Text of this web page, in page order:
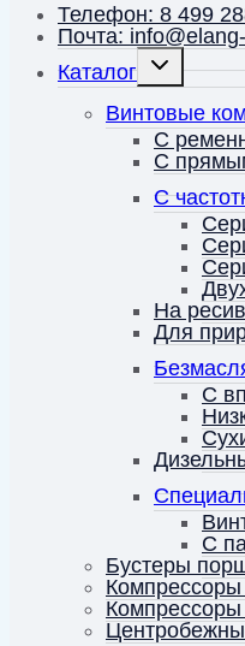
Телефон: 8 499
Почта:
Каталог
Переключить
дочернее
меню
Винтовые
С
С
С
На
Для
С
С
Бустеры
Компрессоры